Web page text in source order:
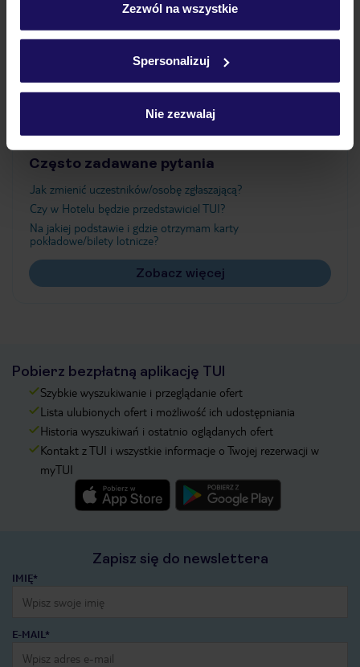
Szczegółowe informacje o plikach cookie znajdziesz
Zezwól na wszystkie
Spersonalizuj
Nie zezwalaj
Atrakcje
Ważne informacje
Często zadawane pytania
Jak zmienić uczestników/osobę zgłaszającą?
Czy w Hotelu będzie przedstawiciel TUI?
Na jakiej podstawie i gdzie otrzymam karty
pokładowe/bilety lotnicze?
Zobacz więcej
Pobierz bezpłatną aplikację TUI
Szybkie wyszukiwanie i przeglądanie ofert
Lista ulubionych ofert i możliwość ich udostępniania
Historia wyszukiwań i ostatnio oglądanych ofert
Kontakt z TUI i wszystkie informacje o Twojej rezerwacji w
myTUI
Zapisz się do newslettera
IMIĘ*
E-MAIL*